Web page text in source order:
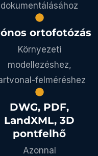
dokumentálásához
ortofotózás
Környezeti
modellezéshez,
felméréshez
DWG, PDF,
LandXML, 3D
pontfelhő
Azonnal